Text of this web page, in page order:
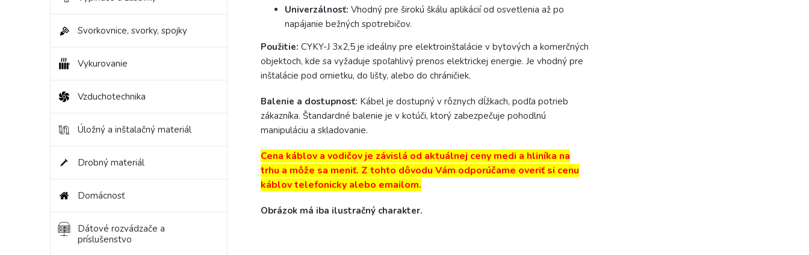
Svorkovnice, svorky, spojky
Vykurovanie
Vzduchotechnika
Úložný a inštalačný materiál
Drobný materiál
Domácnosť
Dátové rozvádzače a
príslušenstvo
Univerzálnosť: Vhodný pre širokú škálu aplikácií od osvetlenia až po
napájanie bežných spotrebičov.
Použitie: CYKY-J 3x2,5 je ideálny pre elektroinštalácie v bytových a komerčných
objektoch, kde sa vyžaduje spoľahlivý prenos elektrickej energie. Je vhodný pre
inštalácie pod omietku, do lišty, alebo do chráničiek.
Balenie a dostupnosť: Kábel je dostupný v rôznych dĺžkach, podľa potrieb
zákazníka. Štandardné balenie je v kotúči, ktorý zabezpečuje pohodlnú
manipuláciu a skladovanie.
Cena káblov a vodičov je závislá od aktuálnej ceny medi a hliníka na
trhu a môže sa meniť. Z tohto dôvodu Vám odporúčame overiť si cenu
káblov telefonicky alebo emailom.
Obrázok má iba ilustračný charakter.